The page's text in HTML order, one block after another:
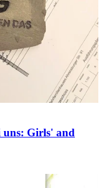
uns: Girls' and